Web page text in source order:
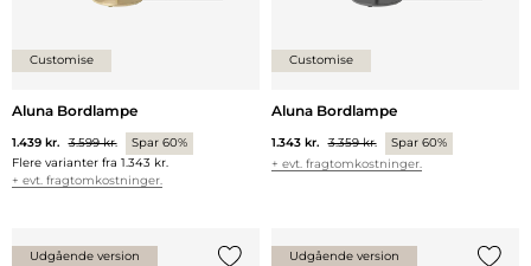
Customise
Aluna Bordlampe
1.439 kr. 3.599 kr.
Spar 60%
Flere varianter fra 1.343 kr.
+ evt. fragtomkostninger.
Customise
Aluna Bordlampe
1.343 kr. 3.359 kr.
Spar 60%
+ evt. fragtomkostninger.
Udgående version Udgående version